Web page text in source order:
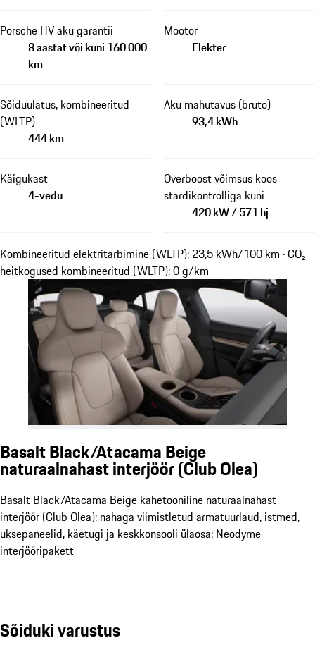
Porsche HV aku garantii
8 aastat või kuni 160 000
km
Mootor
Elekter
Sõiduulatus, kombineeritud
(WLTP)
444 km
Aku mahutavus (bruto)
93,4 kWh
Käigukast
4-vedu
Overboost võimsus koos
stardikontrolliga kuni
420 kW / 571 hj
Kombineeritud elektritarbimine (WLTP): 23,5 kWh/100 km · CO₂
heitkogused kombineeritud (WLTP): 0 g/km
Basalt Black/Atacama Beige
naturaalnahast interjöör (Club Olea)
Basalt Black/Atacama Beige kahetooniline naturaalnahast
interjöör (Club Olea): nahaga viimistletud armatuurlaud, istmed,
uksepaneelid, käetugi ja keskkonsooli ülaosa; Neodyme
interjööripakett
Sõiduki varustus